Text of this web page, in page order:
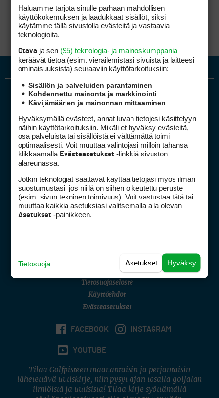
Golfpiste mediakortti
Golfpisteen yhteystiedot
DSA avoimuusraportti
Asiakaspalvelu
(digi) digi@otavamedia.fi
Tietosuojaseloste
Käyttöehdot
Evästeasetukset
FACEBOOK INSTAGRAM
YOUTUBE
Tilaa Golfpisteen maanantaisin ja perjantaisin
lähetettävä uutiskirje, niin pysyt ajan tasalla golfalan
ilmiöistä ja uutisista! Tilaa kirje syöttämällä
Haluamme tarjota sinulle parhaan mahdollisen
käyttökokemuksen ja laadukkaat sisällöt, siksi
käytämme tällä sivustolla evästeitä ja vastaavia
teknologioita.
Otava ja sen (95) teknologia- ja mainoskumppania
keräävät tietoa (esim. vierailemis­tasi sivuista ja laitteesi
ominaisuuk­sista) seuraaviin käyttötarkoituksiin:
Sisällön ja palveluiden parantaminen
Kohdennettu mainonta ja markkinointi
Kävijämäärien ja mainonnan mittaaminen
Hyväksymällä evästeet, annat luvan tietojesi käsittelyyn
näihin käyttötarkoituksiin. Mikäli et hyväksy evästeitä,
osa palveluista tai sisällöistä ei välttämättä toimi
optimaalisesti. Voit muuttaa valintojasi milloin tahansa
klikkaamalla Evästeasetukset -linkkiä sivuston
alareunassa.
Jotkin teknologiat saattavat käyttää tietojasi myös ilman
suostumustasi, jos niillä on siihen oikeutettu peruste
(esim. sivun tekninen toimivuus). Voit vastustaa tätä tai
muuttaa kaikkia asetuksiasi valitsemalla alla olevan
Asetukset -painikkeen.
Hyväksy
Asetukset
Tietosuoja